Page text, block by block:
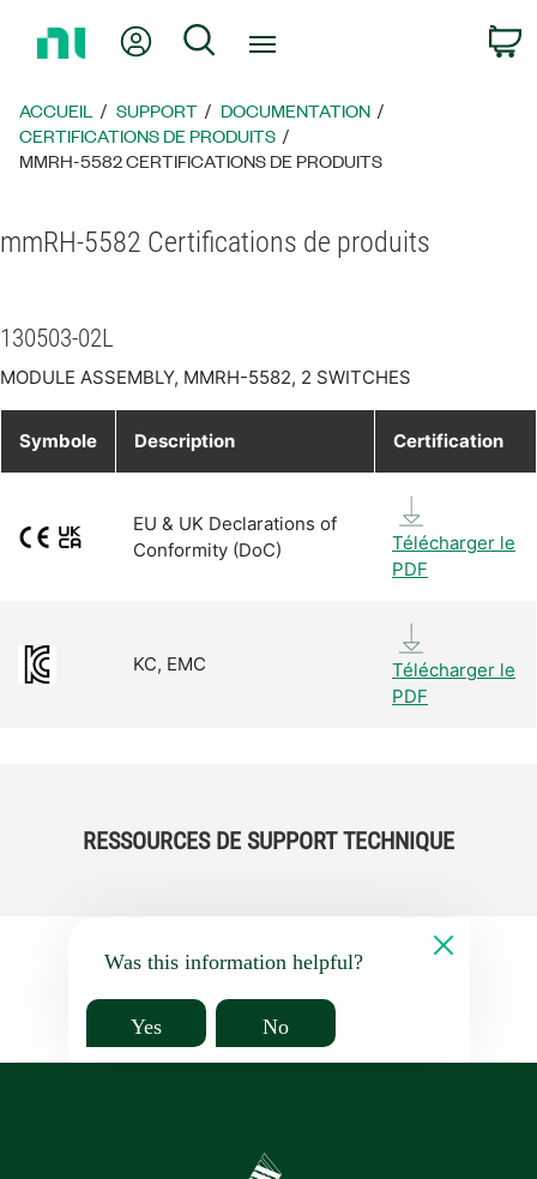
page
d’accueil
Mon compteRechercher
ACCUEIL SUPPORT
DOCUMENTATION
CERTIFICATIONS DE PRODUITS
MMRH-5582 CERTIFICATIONS DE PRODUITS
mmRH-5582 Certifications de produits
130503-02L
MODULE ASSEMBLY, MMRH-5582, 2 SWITCHES
Symbole Description Certification
EU & UK Declarations of
Conformity (DoC)
Télécharger le
PDF
KC, EMC
Télécharger le
PDF
RESSOURCES DE SUPPORT TECHNIQUE
Was this information helpful?
Yes No